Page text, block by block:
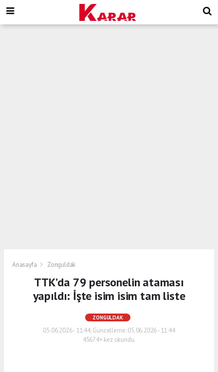
Anasayfa Zonguldak
TTK’da 79 personelin ataması
yapıldı: İşte isim isim tam liste
ZONGULDAK
05.06.2026 - 11:44, Güncelleme: 05.06.2026 - 11:44
45674+ kez okundu.